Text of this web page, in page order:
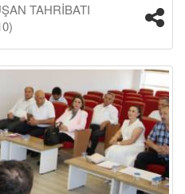
TAHRİBATI